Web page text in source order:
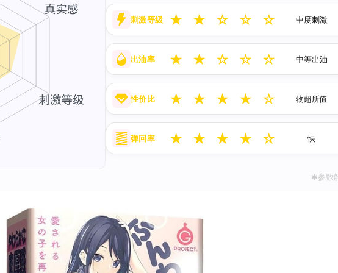
刺激等级 ★ ★ ☆ ☆ ☆ 中度刺激
出油率 ★ ★ ☆ ☆ ☆ 中等出油
性价比 ★ ★ ★ ★ ☆ 物超所值
弹回率 ★ ★ ★ ★ ☆ 快
✱参数